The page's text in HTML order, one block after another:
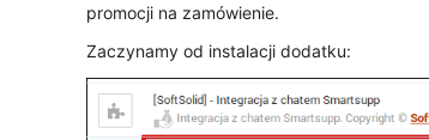
promocji na zamówienie.
Zaczynamy od instalacji dodatku: